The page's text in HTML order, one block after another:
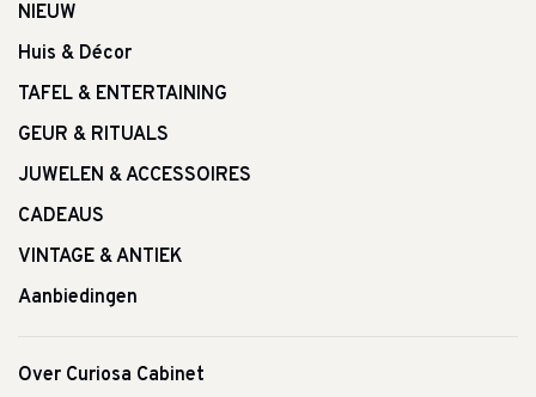
NIEUW
Huis & Décor
TAFEL & ENTERTAINING
GEUR & RITUALS
JUWELEN & ACCESSOIRES
CADEAUS
VINTAGE & ANTIEK
Aanbiedingen
Over Curiosa Cabinet